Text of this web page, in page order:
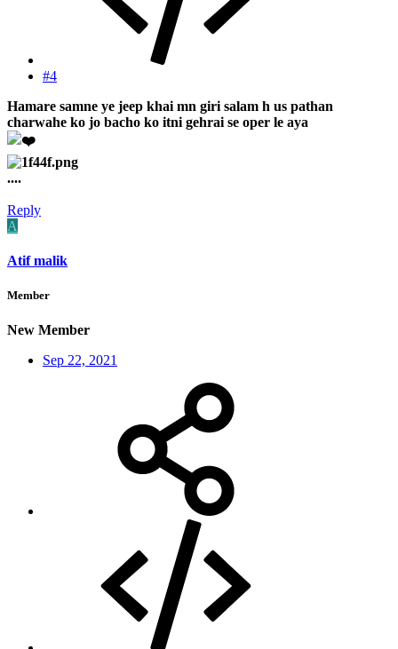
#4
Hamare samne ye jeep khai mn giri salam h us pathan
charwahe ko jo bacho ko itni gehrai se oper le aya
....
Reply
A
Atif malik
Member
New Member
Sep 22, 2021